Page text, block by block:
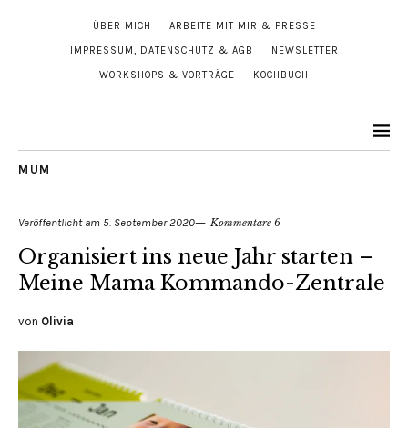
ÜBER MICH ARBEITE MIT MIR & PRESSE
IMPRESSUM, DATENSCHUTZ & AGB NEWSLETTER
WORKSHOPS & VORTRÄGE KOCHBUCH
MUM
Veröffentlicht am 5. September 2020 Kommentare 6
Organisiert ins neue Jahr starten –
Meine Mama Kommando-Zentrale
von Olivia